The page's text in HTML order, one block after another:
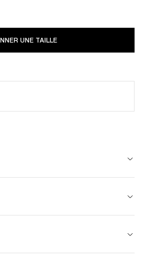
UNE TAILLE